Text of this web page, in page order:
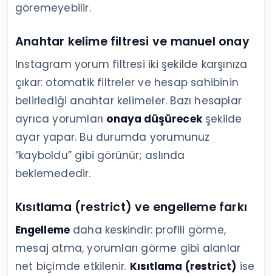
göremeyebilir.
Anahtar kelime filtresi ve manuel onay
Instagram yorum filtresi iki şekilde karşınıza
çıkar: otomatik filtreler ve hesap sahibinin
belirlediği anahtar kelimeler. Bazı hesaplar
ayrıca yorumları onaya düşürecekşekilde
ayar yapar. Bu durumda yorumunuz
“kayboldu” gibi görünür; aslında
beklemededir.
Kısıtlama (restrict) ve engelleme farkı
Engellemedaha keskindir: profili görme,
mesaj atma, yorumları görme gibi alanlar
net biçimde etkilenir. Kısıtlama (restrict) ise